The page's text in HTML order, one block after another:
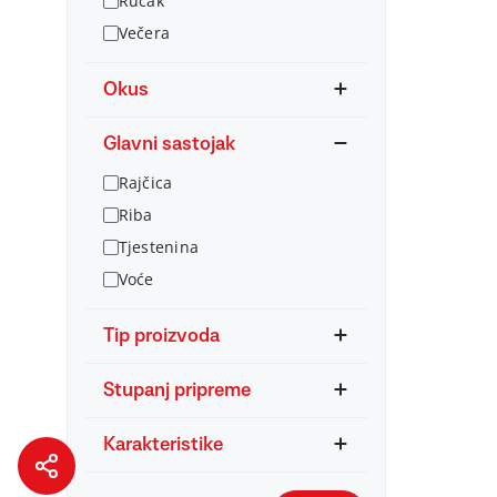
Večera
Okus
Glavni sastojak
Rajčica
Riba
Tjestenina
Voće
Tip proizvoda
Stupanj pripreme
Karakteristike